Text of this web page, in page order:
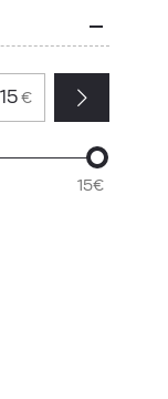
€
15€